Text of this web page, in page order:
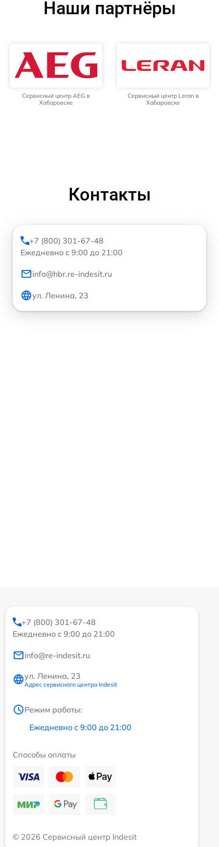
Наши партнёры
Сервисный центр AEG в
Хабаровске
Сервисный центр Leran в
Хабаровске
Контакты
+7 (800) 301-67-48
Ежедневно с 9:00 до 21:00
info@hbr.re-indesit.ru
ул. Ленина, 23
+7 (800) 301-67-48
Ежедневно с 9:00 до 21:00
info@re-indesit.ru
ул. Ленина, 23
Адрес сервисного центра Indesit
Режим работы:
Ежедневно с 9:00 до 21:00
Способы оплаты
© 2026 Сервисный центр Indesit